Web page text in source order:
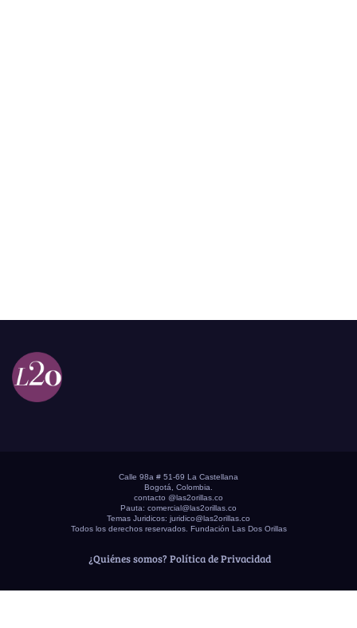
Calle 98a # 51-69 La Castellana
Bogotá, Colombia.
contacto @las2orillas.co
Pauta: comercial@las2orillas.co
Temas Juridicos: juridico@las2orillas.co
Todos los derechos reservados. Fundación Las Dos Orillas
¿Quiénes somos? Política de Privacidad